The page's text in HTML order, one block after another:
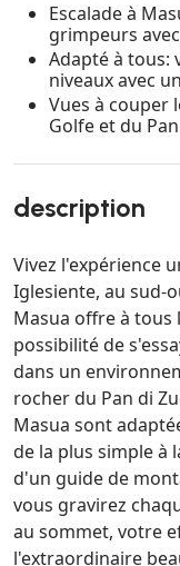
Escalade à
grimpeurs
Adapté à tous:
niveaux avec
Vues à couper
Golfe et du
description
Vivez l'expérience
Iglesiente, au sud-
Masua offre à tous
possibilité de
dans un
rocher du Pan di
Masua sont
de la plus simple à
d'un guide de
vous gravirez
au sommet, votre
l'extraordinaire